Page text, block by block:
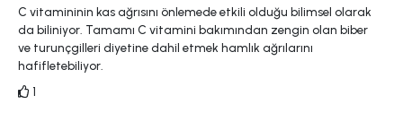
C vitamininin kas ağrısını önlemede etkili olduğu bilimsel olarak
da biliniyor. Tamamı C vitamini bakımından zengin olan biber
ve turunçgilleri diyetine dahil etmek hamlık ağrılarını
hafifletebiliyor.
1